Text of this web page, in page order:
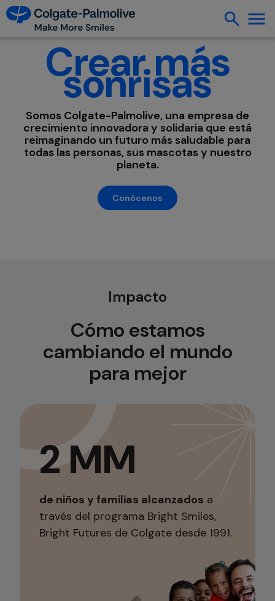
Crear más
sonrisas
Somos Colgate-Palmolive, una empresa de
crecimiento innovadora y solidaria que está
reimaginando un futuro más saludable para
todas las personas, sus mascotas y nuestro
planeta.
Conócenos
Impacto
Cómo estamos
cambiando el mundo
para mejor
2 MM
de niños y familias alcanzados a
través del programa Bright Smiles,
Bright Futures de Colgate desde 1991.